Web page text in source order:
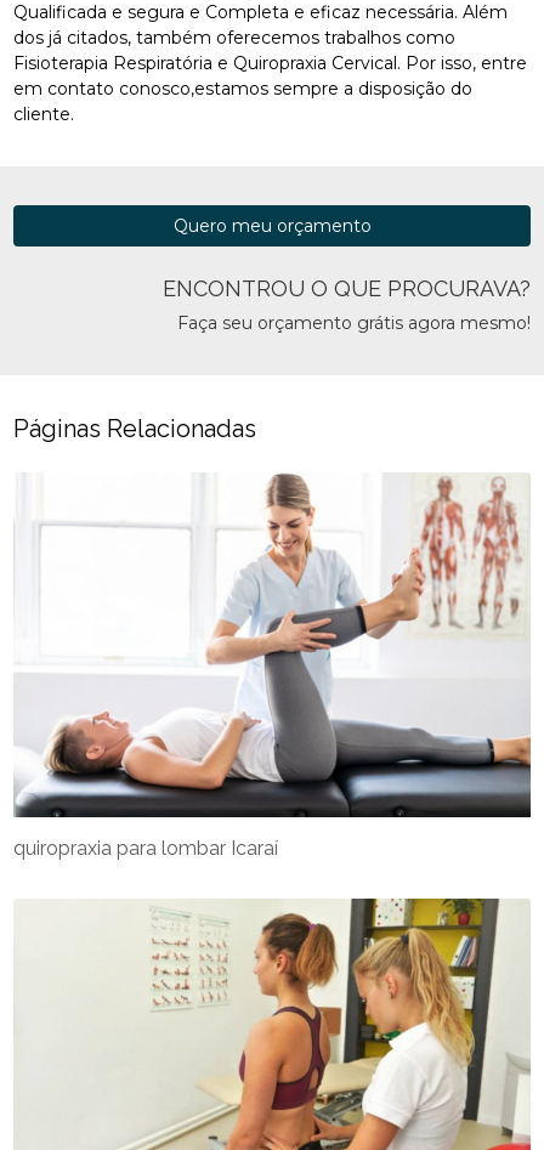
Qualificada e segura e Completa e eficaz necessária. Além
dos já citados, também oferecemos trabalhos como
Fisioterapia Respiratória e Quiropraxia Cervical. Por isso, entre
em contato conosco,estamos sempre a disposição do
cliente.
ENCONTROU O QUE PROCURAVA?
Faça seu orçamento grátis agora mesmo!
Quero meu orçamento
Páginas Relacionadas
quiropraxia para lombar Icaraí